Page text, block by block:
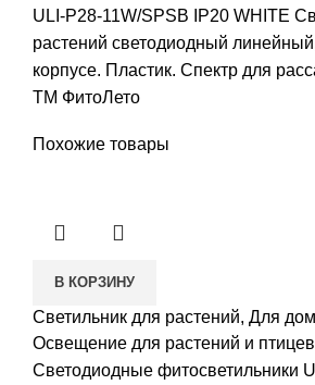
ULI-P28-11W/SPSB IP20 WHITE
растений светодиодный
корпусе. Пластик. Спектр для
TM ФитоЛето
Похожие товары
В КОРЗИНУ
Светильник для растений, Для
Освещение для растений и
Светодиодные фитосветильники